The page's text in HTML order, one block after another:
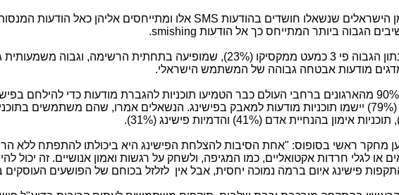
SMS אלו ומתייחסים אליהן כאל הודעות
הגבוה ביותר המתייחס כך אל הודעות smishing
.
לשם השוואה, מדובר בנתון הגבוה פי 3 כמעט ממקסיקו (23%), שמופיעה בתחתית הרשימה, וגבוה
, רוב הארגונים (79%) יישמו תוכניות מודעות למאבק בפישינג. הנשאלים אמרו, שהם משתמשים
(31%)
.
מחקר ראשי בסופוס: "אחת הסיבות להצלחת הפישינג היא ביכולתו להתפתח ללא
או לגלי חרדות אקטואליים, כמו המגיפה, ולשחק על רגשות ואמון אנושיים. זה יכול
פישינג איום ברמה נמוכה יחסית, אבל אין לזלזל בכוחם של הפושעים העוסקים